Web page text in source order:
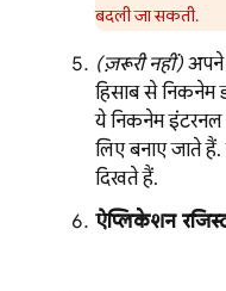
बदली जा सकती.
(ज़रूरी नहीं) अपने
हिसाब से निकनेम
ये निकनेम इंटरनल
लिए बनाए जाते
दिखते हैं.
ऐप्लिकेशन